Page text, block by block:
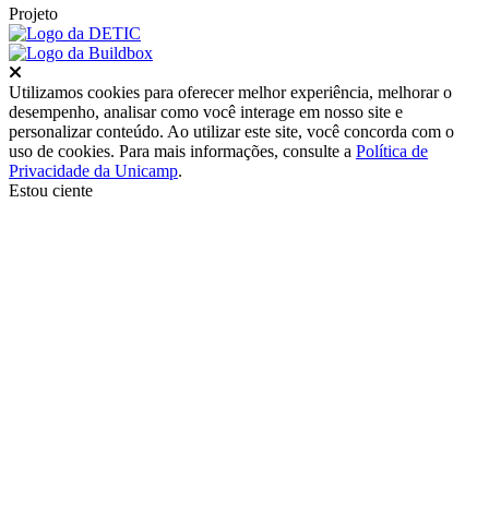
Projeto
Utilizamos cookies para oferecer melhor experiência, melhorar o
desempenho, analisar como você interage em nosso site e
personalizar conteúdo. Ao utilizar este site, você concorda com o
uso de cookies. Para mais informações, consulte a Política de
Privacidade da Unicamp.
Estou ciente